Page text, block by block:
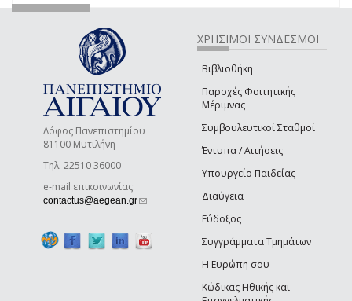
Λόφος Πανεπιστημίου
81100 Μυτιλήνη
Τηλ. 22510 36000
e-mail επικοινωνίας:
contactus@aegean.gr(link sends e-mail)
ΧΡΗΣΙΜΟΙ ΣΥΝΔΕΣΜΟΙ
Βιβλιοθήκη
Παροχές Φοιτητικής
Μέριμνας
Συμβουλευτικοί Σταθμοί
Έντυπα / Αιτήσεις
Υπουργείο Παιδείας
Διαύγεια
Εύδοξος
Συγγράμματα Τμημάτων
Η Ευρώπη σου
Κώδικας Ηθικής και